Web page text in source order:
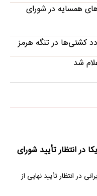
همسایه در شورای
کشتی‌ها در تنگه هرمز
شد
در انتظار تأیید شورای
در انتظار تأیید نهایی از